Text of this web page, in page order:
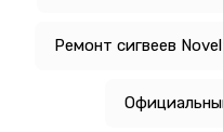
Ремонт сигвеев